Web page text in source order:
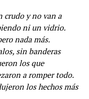
crudo y no van a
ni un vidrio.
nada más.
sin banderas
los que
a romper todo.
los hechos más